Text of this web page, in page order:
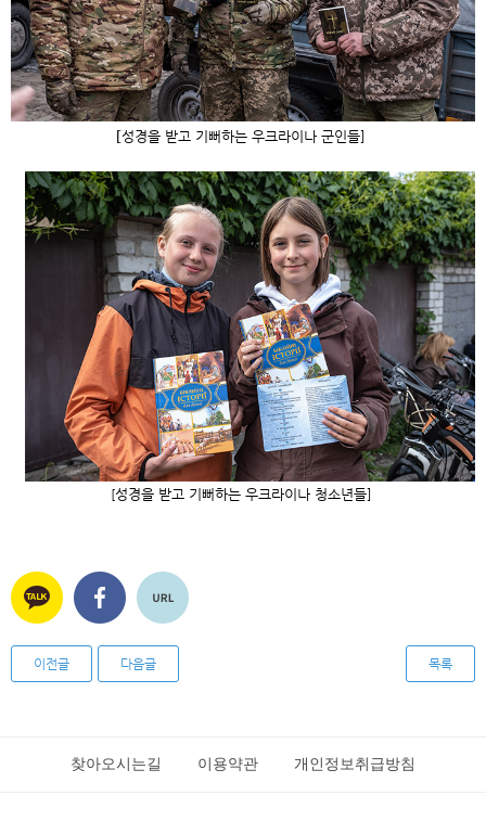
[성경을 받고 기뻐하는 우크라이나 군인들]
[성경을 받고 기뻐하는 우크라이나 청소년들]
이전글 다음글 목록
찾아오시는길 이용약관 개인정보취급방침